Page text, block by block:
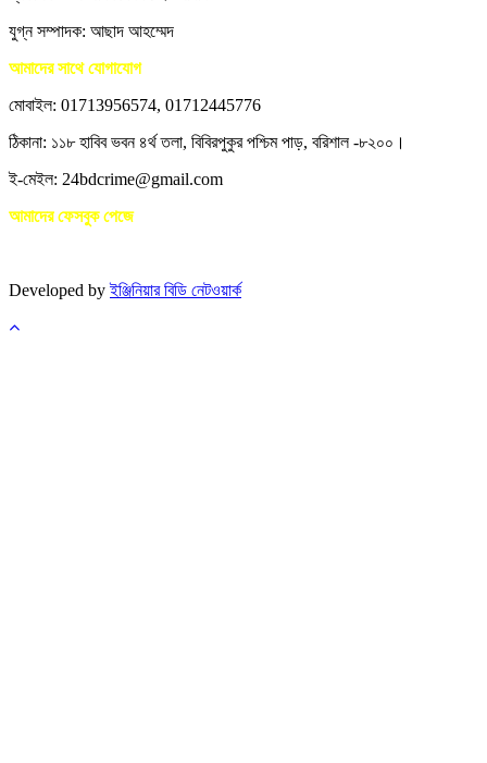
যুগ্ন সম্পাদক: আছাদ আহম্মেদ
আমাদের সাথে যোগাযোগ
মোবাইল: 01713956574, 01712445776
ঠিকানা: ১১৮ হাবিব ভবন ৪র্থ তলা, বিবিরপুকুর পশ্চিম পাড়, বরিশাল -৮২০০।
ই-মেইল: 24bdcrime@gmail.com
আমাদের ফেসবুক পেজে
Developed byইঞ্জিনিয়ার বিডি নেটওয়ার্ক